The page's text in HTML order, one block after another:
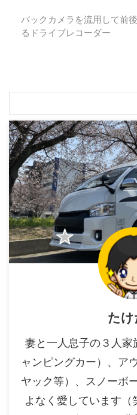
バックカメラを流用して前
るドライブレコーダー
たけ
妻と一人息子の３人家
ャンピングカー）、ア
ヤック等）、スノーボ
よなく愛しています（